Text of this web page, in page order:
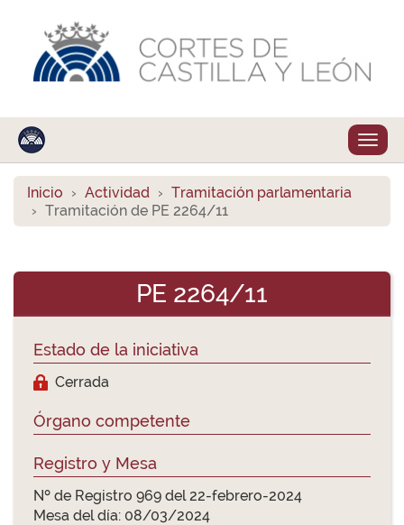
Inicio Actividad
Tramitación parlamentaria
Tramitación de PE 2264/11
PE 2264/11
Estado de la iniciativa
Cerrada
Órgano competente
Registro y Mesa
Nº de Registro 969 del 22-febrero-2024
Mesa del día: 08/03/2024